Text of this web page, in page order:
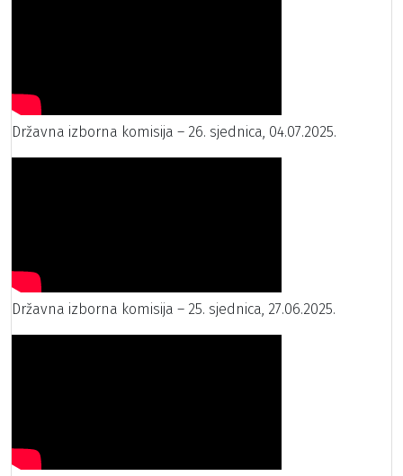
Državna izborna komisija – 26. sjednica, 04.07.2025.
Državna izborna komisija – 25. sjednica, 27.06.2025.